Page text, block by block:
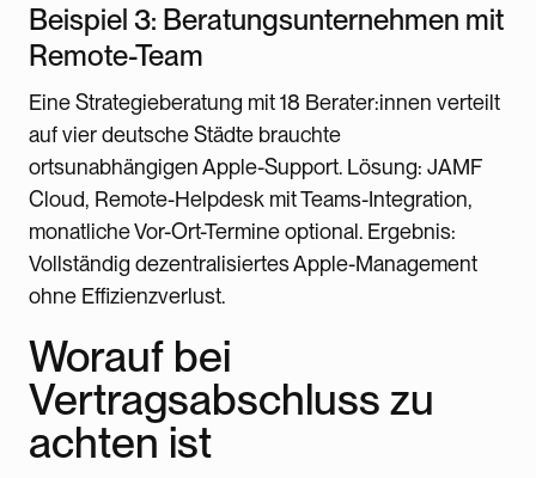
Beispiel 3: Beratungsunternehmen mit
Remote-Team
Eine Strategieberatung mit 18 Berater:innen verteilt
auf vier deutsche Städte brauchte
ortsunabhängigen Apple-Support. Lösung: JAMF
Cloud, Remote-Helpdesk mit Teams-Integration,
monatliche Vor-Ort-Termine optional. Ergebnis:
Vollständig dezentralisiertes Apple-Management
ohne Effizienzverlust.
Worauf bei
Vertragsabschluss zu
achten ist